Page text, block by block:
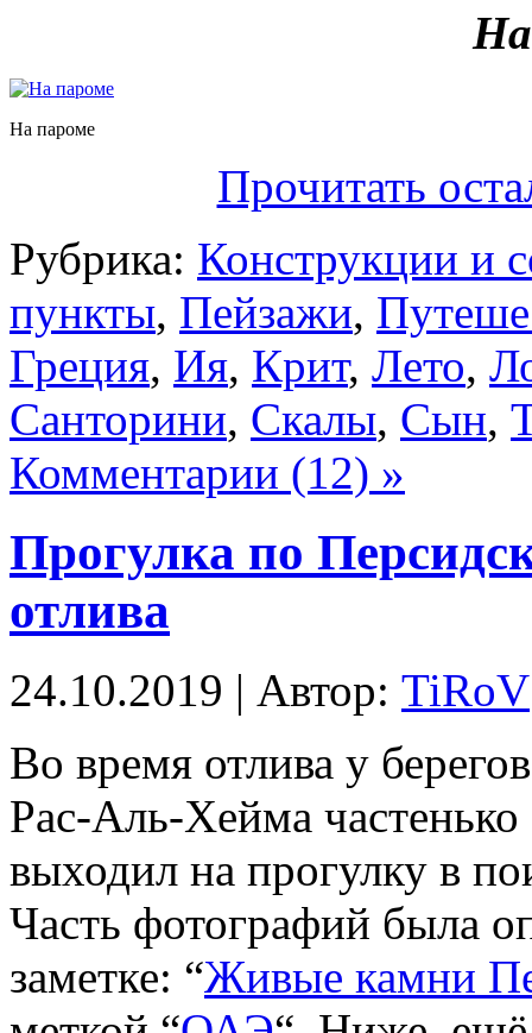
На пароме
Прочитать
Рубрика: Конструкции и
пункты, Пейзажи,
Греция, Ия, Крит, Лето,
Санторини, Скалы, Сын,
Комментарии (12) »
Прогулка по
отлива
24.10.2019 | Автор: TiRoV
Во время отлива у
Рас-Аль-Хейма
выходил на прогулку в
Часть фотографий была
заметке: “Живые камни